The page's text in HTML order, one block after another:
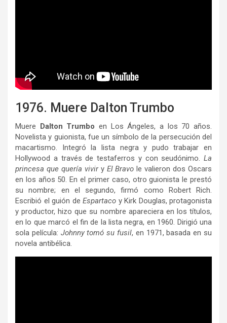
1976. Muere Dalton Trumbo
Muere Dalton Trumbo en Los Ángeles, a los 70 años.
Novelista y guionista, fue un símbolo de la persecución del
macartismo. Integró la lista negra y pudo trabajar en
Hollywood a través de testaferros y con seudónimo. La
princesa que quería vivir y El Bravo le valieron dos Oscars
en los años 50. En el primer caso, otro guionista le prestó
su nombre; en el segundo, firmó como Robert Rich.
Escribió el guión de Espartaco y Kirk Douglas, protagonista
y productor, hizo que su nombre apareciera en los títulos,
en lo que marcó el fin de la lista negra, en 1960. Dirigió una
sola película: Johnny tomó su fusil, en 1971, basada en su
novela antibélica.